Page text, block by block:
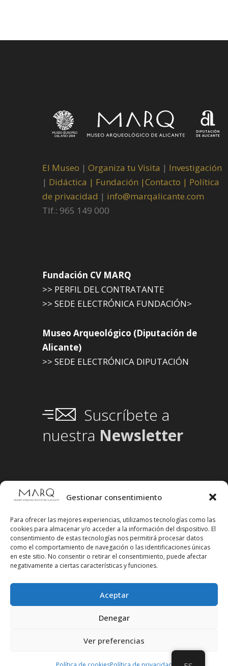
Gestionar consentimiento
Para ofrecer las mejores experiencias, utilizamos tecnologías como las
cookies para almacenar y/o acceder a la información del dispositivo. El
consentimiento de estas tecnologías nos permitirá procesar datos
como el comportamiento de navegación o las identificaciones únicas
en este sitio. No consentir o retirar el consentimiento, puede afectar
negativamente a ciertas características y funciones.
Aceptar
Denegar
Ver preferencias
El Museo | Organiza tu Visita | Investigación
| Didáctica | Fundación |Contacto | Política
de privacidad | info@marqalicante.com
Tlf.: 965 149 000
Fundación CV MARQ
>> PERFIL DEL CONTRATANTE
>> SEDE ELECTRÓNICA FUNDACIÓN>
Museo Arqueológico (Diputación de
Alicante)
>> SEDE ELECTRÓNICA DIPUTACIÓN
Suscríbete a
nuestra Newsletter
Síguenos en redes sociales